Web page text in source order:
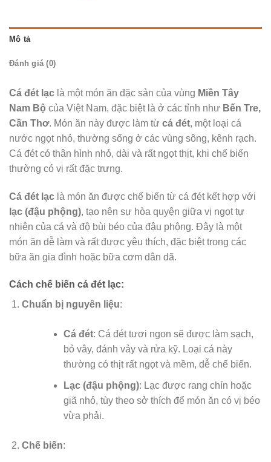
Mô tả
Đánh giá (0)
Cá đét lạc là một món ăn đặc sản của vùng Miền Tây
Nam Bộ của Việt Nam, đặc biệt là ở các tỉnh như Bến Tre,
Cần Thơ. Món ăn này được làm từ cá đét, một loại cá
nước ngọt nhỏ, thường sống ở các vùng sông, kênh rạch.
Cá đét có thân hình nhỏ, dài và rất ngọt thịt, khi chế biến
thường có vị rất đặc trưng.
Cá đét lạc là món ăn được chế biến từ cá đét kết hợp với
lạc (đậu phộng), tạo nên sự hòa quyện giữa vị ngọt tự
nhiên của cá và độ bùi béo của đậu phộng. Đây là một
món ăn dễ làm và rất được yêu thích, đặc biệt trong các
bữa ăn gia đình hoặc bữa cơm dân dã.
Cách chế biến cá đét lạc:
Chuẩn bị nguyên liệu:
Cá đét: Cá đét tươi ngon sẽ được làm sạch,
bỏ vây, đánh vảy và rửa kỹ. Loại cá này
thường có thịt rất ngọt và mềm, dễ chế biến.
Lạc (đậu phộng): Lạc được rang chín hoặc
giã nhỏ, tùy theo sở thích để món ăn có vị béo
vừa phải.
Chế biến: